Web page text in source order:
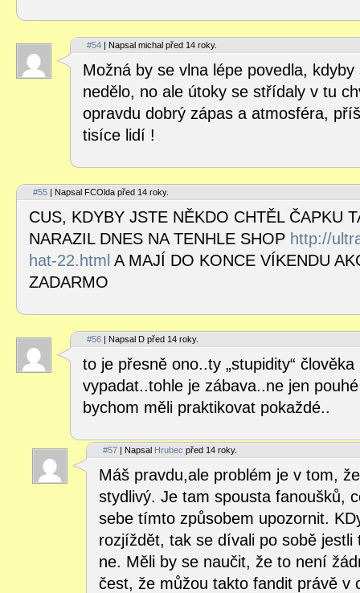
#54 | Napsal michal před 14 roky.
Možná by se vlna lépe povedla,
nedělo, no ale útoky se střídaly v tu
opravdu dobrý zápas a atmosféra,
tisíce lidí !
#55 | Napsal FCOlda před 14 roky.
CUS, KDYBY JSTE NĚKDO CHTĚL ČAPKU
NARAZIL DNES NA TENHLE SHOP http://
hat-22.html A MAJÍ DO KONCE VÍKENDU
ZADARMO
#56 | Napsal D před 14 roky.
to je přesně ono..ty „stupidity“
vypadat..tohle je zábava..ne jen
bychom měli praktikovat pokaždé..
#57 | Napsal Hrubec před 14 roky.
Máš pravdu,ale problém je v tom,
stydlivý. Je tam spousta fanoušků,
sebe tímto způsobem upozornit.
rozjíždět, tak se dívali po sobě
ne. Měli by se naučit, že to není
čest, že můžou takto fandit právě v